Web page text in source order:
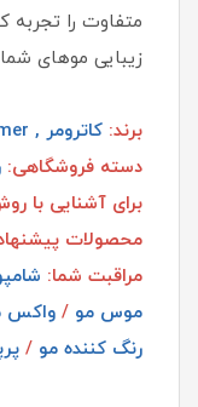
متفاوت را تجربه
زیبایی موهای
برند: کاترومر , Katromer
دسته فروشگاهی:
برای آشنایی با
محصولات
مراقبت شما:
موس مو / واکس
رنگ کننده مو /